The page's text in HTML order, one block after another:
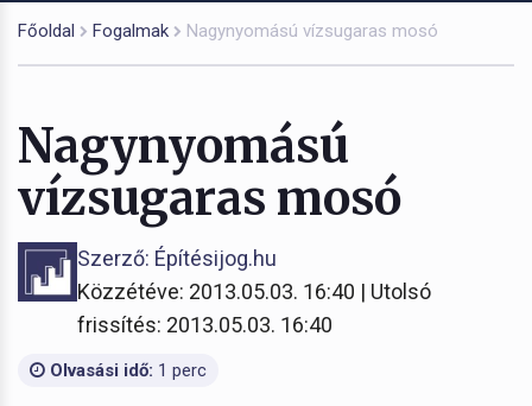
Főoldal Fogalmak Nagynyomású vízsugaras mosó
Nagynyomású
vízsugaras mosó
Szerző: Építésijog.hu
Közzétéve: 2013.05.03. 16:40 | Utolsó
frissítés: 2013.05.03. 16:40
Olvasási idő: 1 perc